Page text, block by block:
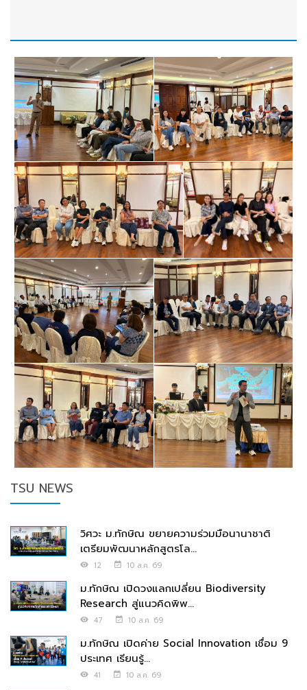
TSU NEWS
วิศวะ ม.ทักษิณ ขยายความร่วมมือนานาชาติ
เตรียมพัฒนาหลักสูตรโล...
12 10 ส.ค. 69
ม.ทักษิณ เปิดวงแลกเปลี่ยน Biodiversity
Research สู่แนวคิดพิพ...
47 10 ส.ค. 69
ม.ทักษิณ เปิดค่าย Social Innovation เชื่อม 9
ประเทศ เรียนรู้...
41 10 ส.ค. 69